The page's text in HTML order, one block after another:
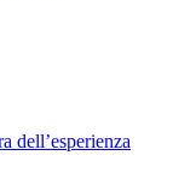
dell’esperienza